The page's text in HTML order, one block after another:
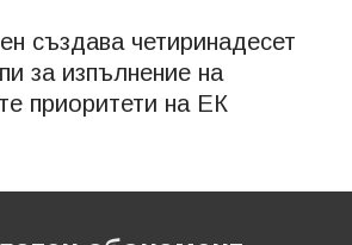
създава четиринадесет
за изпълнение на
приоритети на ЕК